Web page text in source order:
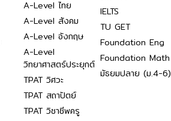
A-Level ไทย
A-Level สังคม
A-Level อังกฤษ
A-Level
วิทยาศาสตร์ประยุกต์
TPAT วิศวะ
TPAT สถาปัตย์
TPAT วิชาชีพครู
IELTS
TU GET
Foundation Eng
Foundation Math
มัธยมปลาย (ม.4-6)